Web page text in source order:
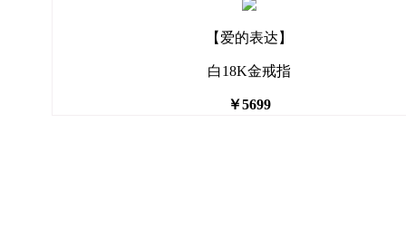
【爱的表达】
白18K金戒指
￥5699